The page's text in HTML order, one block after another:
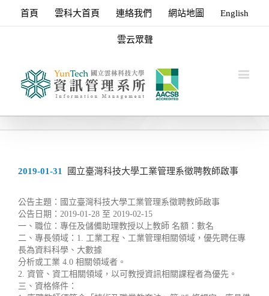
首頁 雲科大首頁 連絡我們 網站地圖 English
雲云眾聲
2019-01-31 國立臺灣科技大學工業管理系徵聘教師啟事
公告主題：國立臺灣科技大學工業管理系徵聘教師啟事
公告日期：2019-01-28 至 2019-02-15
一、職位：專任及儲備助理教授以上教師 名額：數名
二、專長領域：1. 工業工程、工業管理相關領域，優先聘任專
長為資料科學、大數據
分析或工業 4.0 相關領域者。
2. 資管、資工相關領域，以可教授資訊相關課程者為優先。
三、資格條件：